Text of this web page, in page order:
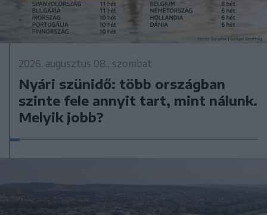
2026. augusztus 08., szombat
Nyári szünidő: több országban
szinte fele annyit tart, mint nálunk.
Melyik jobb?